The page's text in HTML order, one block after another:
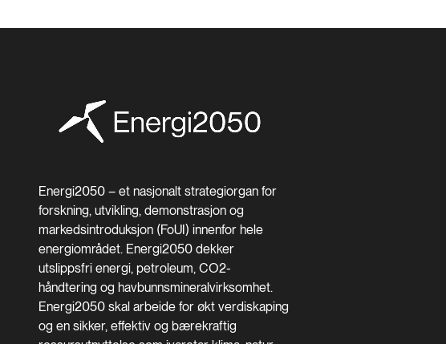
Energi2050 – et nasjonalt strategiorgan for
forskning, utvikling, demonstrasjon og
markedsintroduksjon (FoUI) innenfor hele
energiområdet. Energi2050 dekker
utslippsfri energi, petroleum, CO2-
håndtering og havbunnsmineralvirksomhet.
Energi2050 skal arbeide for økt verdiskaping
og en sikker, effektiv og bærekraftig